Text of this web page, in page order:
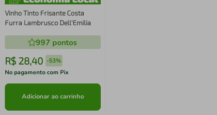
Vinho Tinto Frisante Costa
Furra Lambrusco Dell'Emilia
997 pontos
R$ 28,40 -53%
No pagamento com Pix
Adicionar ao carrinho